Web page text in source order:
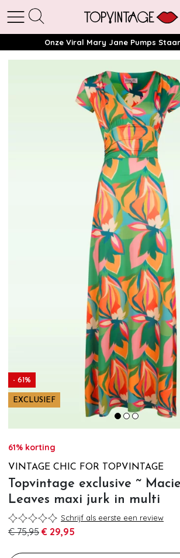
Onze Viral Mary Jane Pumps
- 61%
EXCLUSIEF
61% korting
VINTAGE CHIC FOR TOPVINTAGE
Topvintage exclusive ~
Leaves maxi jurk in multi
Schrijf als eerste een review
€ 75,95 € 29,95